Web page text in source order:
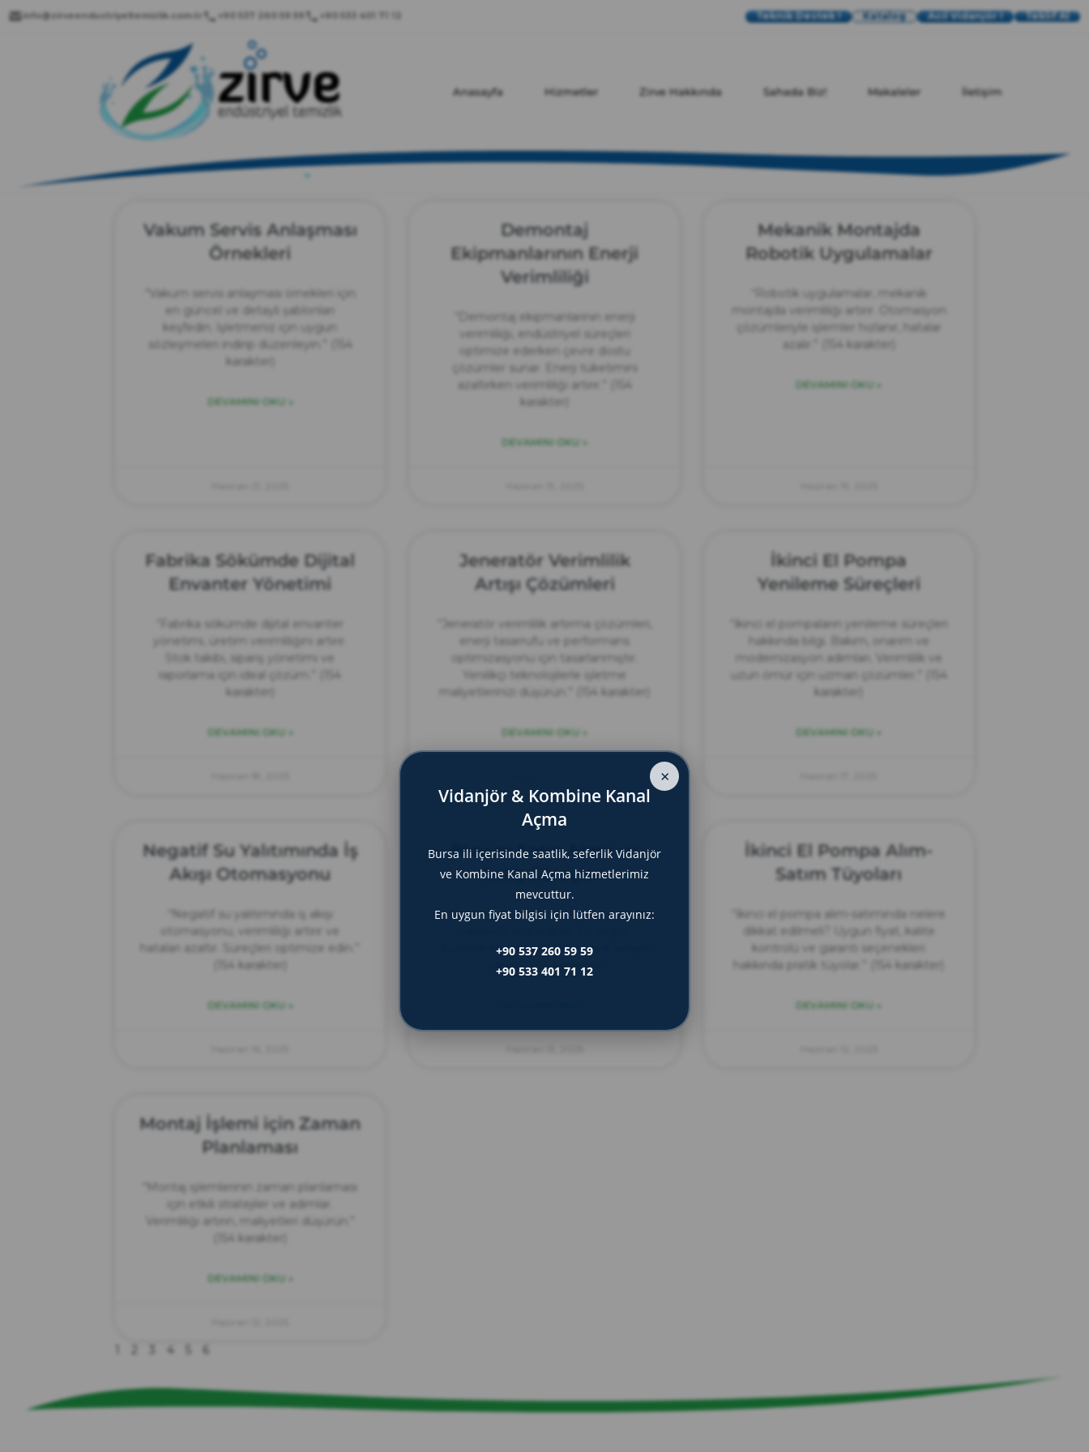
info@zirveendustriyeltemizlik.com.tr +90 537 260 59 59 +90 533 401 71 12 Teknik Destek ! Katalog Acil Vidanjör ! Teklif Al
Anasayfa Hizmetler Zirve Hakkında Sahada Biz! Makaleler İletişim
zırve
Vakum Servis Anlaşması
Örnekleri
“Vakum servis anlaşması örnekleri için
en güncel ve detaylı şablonları
keşfedin. İşletmeniz için uygun
sözleşmeleri indirip düzenleyin.” (154
karakter)
DEVAMINI OKU »
Demontaj
Ekipmanlarının Enerji
Verimliliği
“Demontaj ekipmanlarının enerji
verimliliği, endüstriyel süreçleri
optimize ederken çevre dostu
çözümler sunar. Enerji tüketimini
azaltırken verimliliği artırır.” (154
karakter)
DEVAMINI OKU »
Mekanik Montajda
Robotik Uygulamalar
“Robotik uygulamalar, mekanik
montajda verimliliği artırır. Otomasyon
çözümleriyle işlemler hızlanır, hatalar
azalır.” (154 karakter)
DEVAMINI OKU »
Fabrika Sökümde Dijital
Envanter Yönetimi
“Fabrika sökümde dijital envanter
yönetimi, üretim verimliliğini artırır.
Stok takibi, sipariş yönetimi ve
raporlama için ideal çözüm.” (154
karakter)
DEVAMINI OKU »
Jeneratör Verimlilik
Artışı Çözümleri
“Jeneratör verimlilik artırma çözümleri,
enerji tasarrufu ve performans
optimizasyonu için tasarlanmıştır.
Yenilikçi teknolojilerle işletme
maliyetlerinizi düşürün.” (154 karakter)
DEVAMINI OKU »
İkinci El Pompa
Yenileme Süreçleri
“İkinci el pompaların yenileme süreçleri
hakkında bilgi. Bakım, onarım ve
modernizasyon adımları. Verimlilik ve
uzun ömür için uzman çözümler.” (154
karakter)
DEVAMINI OKU »
Negatif Su Yalıtımında İş
Akışı Otomasyonu
“Negatif su yalıtımında iş akışı
otomasyonu, verimliliği artırır ve
hataları azaltır. Süreçleri optimize edin.”
(154 karakter)
DEVAMINI OKU »
Blower Satın Alma ve
Satış Süreçleri
“Blower satın alma ve satış süreçleri
fiyatlarla blower satın alın veya satışını
yapın.” (154 karakter)
İkinci El Pompa Alım-
Satım Tüyoları
“İkinci el pompa alım-satımında nelere
dikkat edilmeli? Uygun fiyat, kalite
kontrolü ve garanti seçenekleri
hakkında pratik tüyolar.” (154 karakter)
DEVAMINI OKU »
Montaj İşlemi için Zaman
Planlaması
“Montaj işlemlerinin zaman planlaması
için etkili stratejiler ve adımlar.
Verimliliği artırın, maliyetleri düşürün.”
(154 karakter)
DEVAMINI OKU »
4
×
Vidanjör & Kombine Kanal
Açma
Bursa ili içerisinde saatlik, seferlik Vidanjör
ve Kombine Kanal Açma hizmetlerimiz
mevcuttur.
En uygun fiyat bilgisi için lütfen arayınız:
+90 537 260 59 59
+90 533 401 71 12